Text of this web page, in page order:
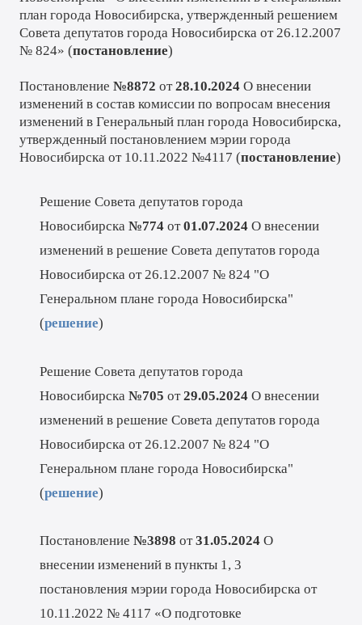
план города Новосибирска, утвержденный решением
Совета депутатов города Новосибирска от 26.12.2007
№ 824» (постановление)
Постановление№8872от28.10.2024 О внесении
изменений в состав комиссии по вопросам внесения
изменений в Генеральный план города Новосибирска,
утвержденный постановлением мэрии города
Новосибирска от 10.11.2022 №4117 (постановление)
Решение Совета депутатов города
Новосибирска №774от01.07.2024О внесении
изменений в решение Совета депутатов города
Новосибирска от 26.12.2007 № 824 "О
Генеральном плане города Новосибирска"
(решение)
Решение Совета депутатов города
Новосибирска №705 от29.05.2024О внесении
изменений в решение Совета депутатов города
Новосибирска от 26.12.2007 № 824 "О
Генеральном плане города Новосибирска"
(решение)
Постановление №3898 от31.05.2024О
внесении изменений в пункты 1, 3
постановления мэрии города Новосибирска от
10.11.2022 № 4117 «О подготовке